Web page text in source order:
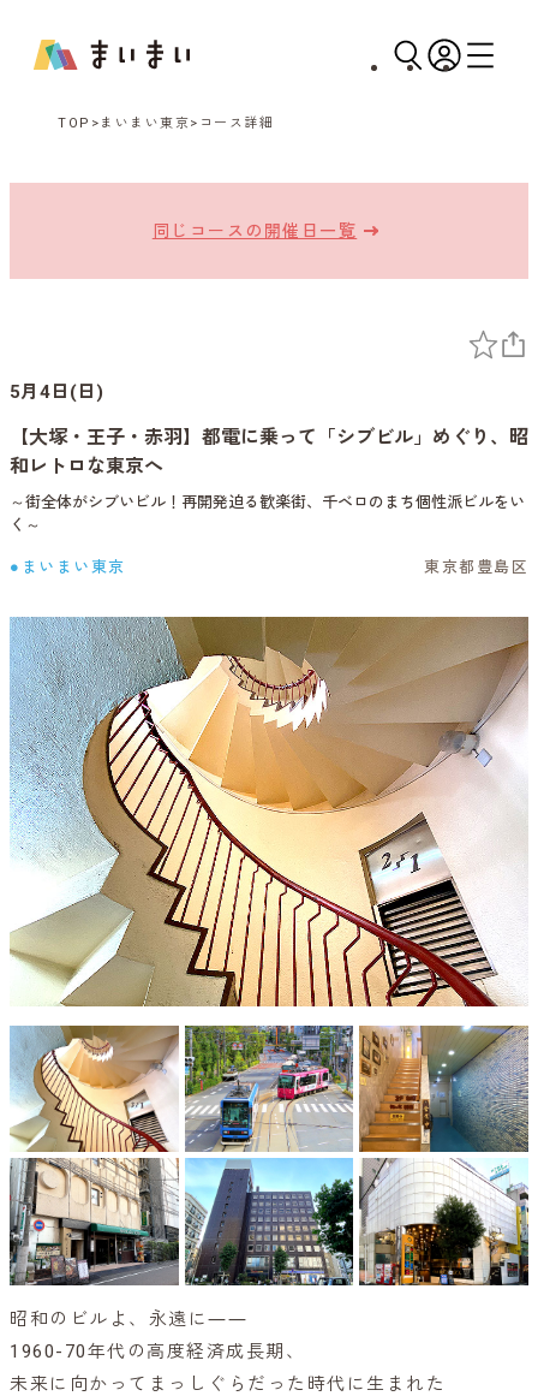
TOP まいまい東京 コース詳細
同じコースの開催日一覧
5月4日(日)
【大塚・王子・赤羽】都電に乗って「シブビル」めぐり、昭
和レトロな東京へ
～街全体がシブいビル！再開発迫る歓楽街、千ベロのまち個性派ビルをい
く～
●まいまい東京 東京都豊島区
昭和のビルよ、永遠に――
1960-70年代の高度経済成長期、
未来に向かってまっしぐらだった時代に生まれた